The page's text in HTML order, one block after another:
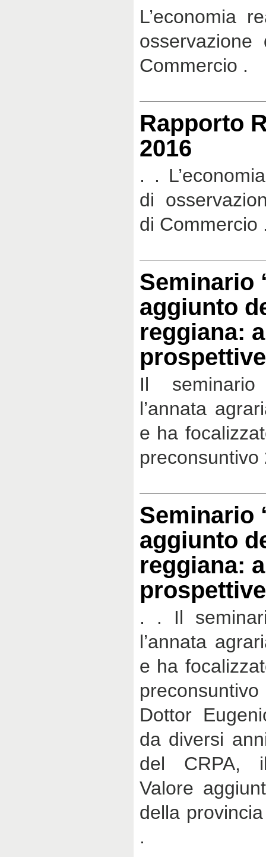
L’economia
Commercio .
Rapporto
2016
. .
di
di Commercio
Seminario
aggiunto
reggiana:
Il
l’annata
e ha
preconsuntivo
Seminario
aggiunto
reggiana:
. . Il
l’annata
e ha
Dottor
da diversi
del CRPA,
Valore
della
.